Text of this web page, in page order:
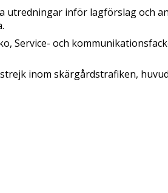
utredningar inför lagförslag och
Service- och
inom skärgårdstrafiken,